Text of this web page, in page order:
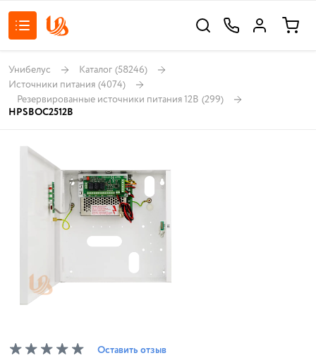
Унибелус Каталог (58246)
Источники питания (4074)
Резервированные источники питания 12В (299)
HPSBOC2512B
Оставить отзыв